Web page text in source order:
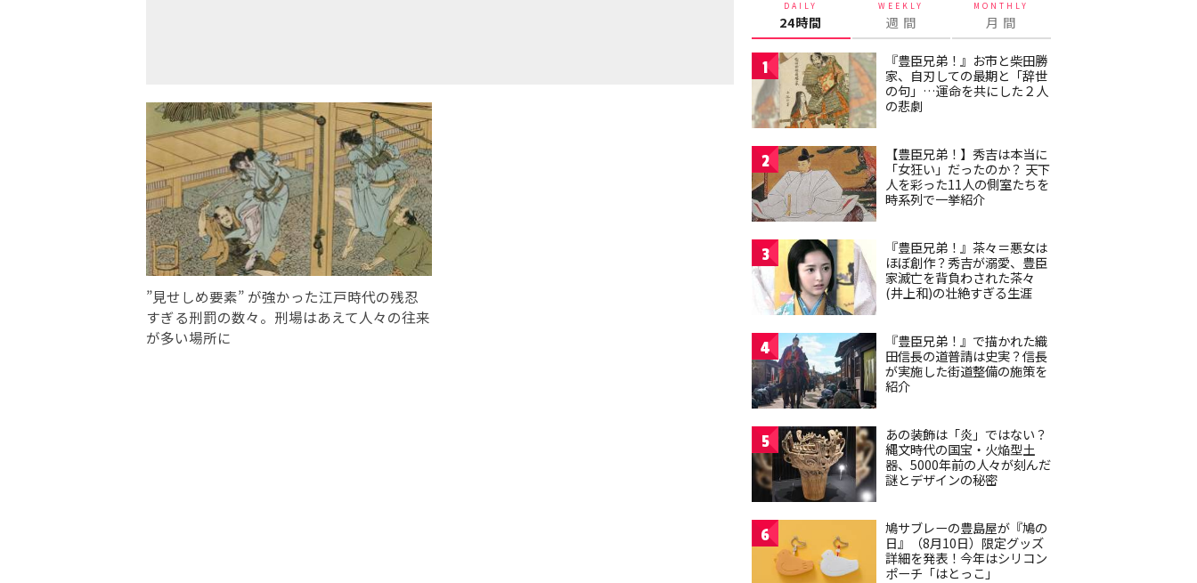
”見せしめ要素” が強かった江戸時代の残忍
すぎる刑罰の数々。刑場はあえて人々の往来
が多い場所に
DAILY
24時間
WEEKLY
週 間
MONTHLY
月 間
1
『豊臣兄弟！』お市と柴田勝
家、自刃しての最期と「辞世
の句」…運命を共にした２人
の悲劇
2
【豊臣兄弟！】秀吉は本当に
「女狂い」だったのか？ 天下
人を彩った11人の側室たちを
時系列で一挙紹介
3
『豊臣兄弟！』茶々＝悪女は
ほぼ創作？秀吉が溺愛、豊臣
家滅亡を背負わされた茶々
(井上和)の壮絶すぎる生涯
4
『豊臣兄弟！』で描かれた織
田信長の道普請は史実？信長
が実施した街道整備の施策を
紹介
5
あの装飾は「炎」ではない？
縄文時代の国宝・火焔型土
器、5000年前の人々が刻んだ
謎とデザインの秘密
6
鳩サブレーの豊島屋が『鳩の
日』（8月10日）限定グッズ
詳細を発表！今年はシリコン
ポーチ「はとっこ」